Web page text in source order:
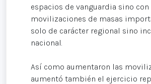
espacios de vanguardia sino
movilizaciones de masas
solo de carácter regional sino
nacional.
Así como aumentaron las
aumentó también el ejercicio